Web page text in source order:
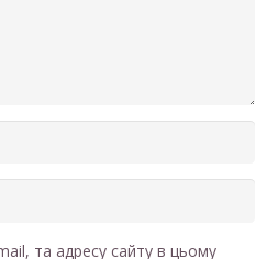
та адресу сайту в цьому